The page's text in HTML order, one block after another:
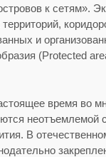
к сетям».
и
(Protected
время во
неотъемлемой
В